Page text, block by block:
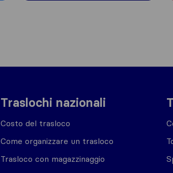
Traslochi nazionali
Costo del trasloco
Come organizzare un trasloco
Trasloco con magazzinaggio